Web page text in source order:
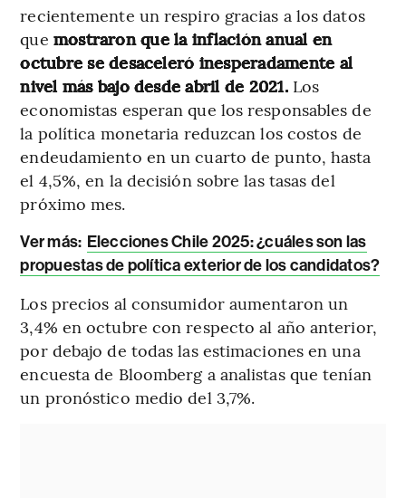
recientemente un respiro gracias a los datos
que mostraron que la inflación anual en
octubre se desaceleró inesperadamente al
nivel más bajo desde abril de 2021.Los
economistas esperan que los responsables de
la política monetaria reduzcan los costos de
endeudamiento en un cuarto de punto, hasta
el 4,5%, en la decisión sobre las tasas del
próximo mes.
Ver más: Elecciones Chile 2025: ¿cuáles son las
propuestas de política exterior de los candidatos?
Los precios al consumidor aumentaron un
3,4% en octubre con respecto al año anterior,
por debajo de todas las estimaciones en una
encuesta de Bloomberg a analistas que tenían
un pronóstico medio del 3,7%.